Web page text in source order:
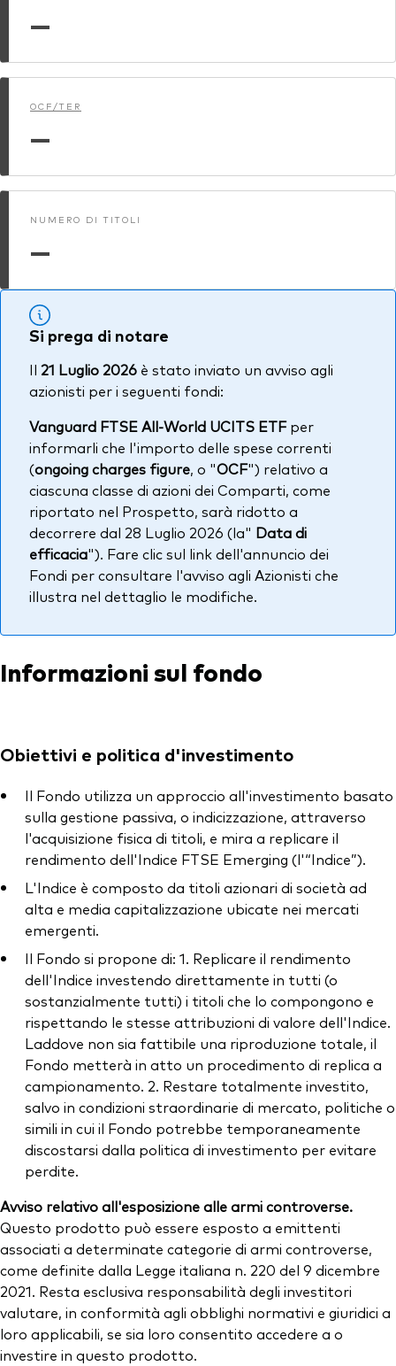
—
OCF/TER
—
NUMERO DI TITOLI
—
Si prega di notare
Il 21 Luglio 2026 è stato inviato un avviso agli
azionisti per i seguenti fondi:
Vanguard FTSE All-World UCITS ETFper
informarli che l'importo delle spese correnti
(ongoing charges figure, o "OCF") relativo a
ciascuna classe di azioni dei Comparti, come
riportato nel Prospetto, sarà ridotto a
decorrere dal 28 Luglio 2026 (la" Data di
efficacia"). Fare clic sul link dell'annuncio dei
Fondi per consultare l'avviso agli Azionisti che
illustra nel dettaglio le modifiche.
Informazioni sul fondo
Obiettivi e politica d'investimento
Il Fondo utilizza un approccio all'investimento basato
sulla gestione passiva, o indicizzazione, attraverso
l'acquisizione fisica di titoli, e mira a replicare il
rendimento dell'Indice FTSE Emerging (l'“Indice”).
L'Indice è composto da titoli azionari di società ad
alta e media capitalizzazione ubicate nei mercati
emergenti.
Il Fondo si propone di: 1. Replicare il rendimento
dell'Indice investendo direttamente in tutti (o
sostanzialmente tutti) i titoli che lo compongono e
rispettando le stesse attribuzioni di valore dell'Indice.
Laddove non sia fattibile una riproduzione totale, il
Fondo metterà in atto un procedimento di replica a
campionamento. 2. Restare totalmente investito,
salvo in condizioni straordinarie di mercato, politiche o
simili in cui il Fondo potrebbe temporaneamente
discostarsi dalla politica di investimento per evitare
perdite.
Avviso relativo all'esposizione alle armi controverse.
Questo prodotto può essere esposto a emittenti
associati a determinate categorie di armi controverse,
come definite dalla Legge italiana n. 220 del 9 dicembre
2021. Resta esclusiva responsabilità degli investitori
valutare, in conformità agli obblighi normativi e giuridici a
loro applicabili, se sia loro consentito accedere a o
investire in questo prodotto.